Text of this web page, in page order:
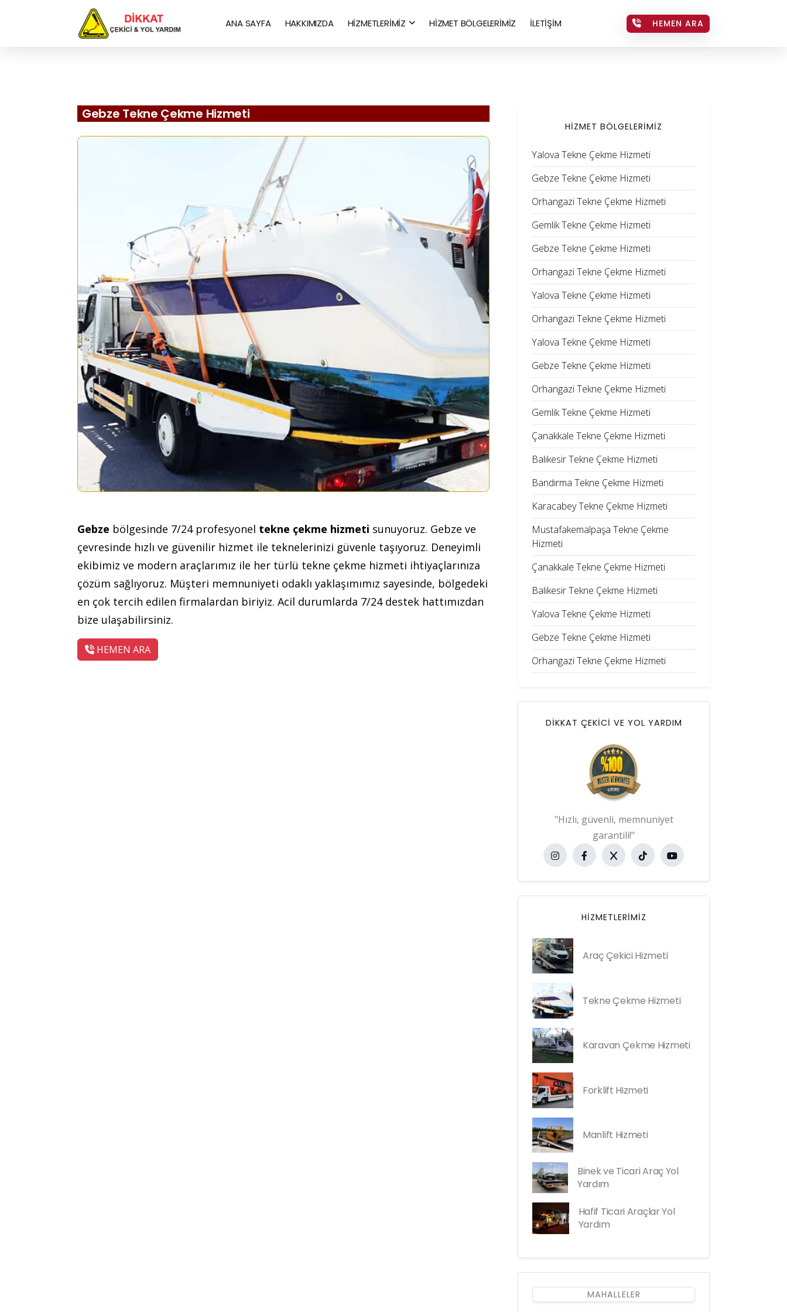
ANA SAYFA HAKKIMIZDA HİZMETLERİMİZ HİZMET BÖLGELERİMİZ İLETİŞİM HEMEN ARA
Gebze Tekne Çekme Hizmeti
Gebze bölgesinde 7/24 profesyonel tekne çekme hizmeti sunuyoruz. Gebze ve
çevresinde hızlı ve güvenilir hizmet ile teknelerinizi güvenle taşıyoruz. Deneyimli
ekibimiz ve modern araçlarımız ile her türlü tekne çekme hizmeti ihtiyaçlarınıza
çözüm sağlıyoruz. Müşteri memnuniyeti odaklı yaklaşımımız sayesinde, bölgedeki
en çok tercih edilen firmalardan biriyiz. Acil durumlarda 7/24 destek hattımızdan
bize ulaşabilirsiniz.
HEMEN ARA
HİZMET BÖLGELERİMİZ
Yalova Tekne Çekme Hizmeti
Gebze Tekne Çekme Hizmeti
Orhangazi Tekne Çekme Hizmeti
Gemlik Tekne Çekme Hizmeti
Gebze Tekne Çekme Hizmeti
Orhangazi Tekne Çekme Hizmeti
Yalova Tekne Çekme Hizmeti
Orhangazi Tekne Çekme Hizmeti
Yalova Tekne Çekme Hizmeti
Gebze Tekne Çekme Hizmeti
Orhangazi Tekne Çekme Hizmeti
Gemlik Tekne Çekme Hizmeti
Çanakkale Tekne Çekme Hizmeti
Balıkesir Tekne Çekme Hizmeti
Bandırma Tekne Çekme Hizmeti
Karacabey Tekne Çekme Hizmeti
Mustafakemalpaşa Tekne Çekme
Hizmeti
Çanakkale Tekne Çekme Hizmeti
Balıkesir Tekne Çekme Hizmeti
Yalova Tekne Çekme Hizmeti
Gebze Tekne Çekme Hizmeti
Orhangazi Tekne Çekme Hizmeti
DİKKAT ÇEKİCİ VE YOL YARDIM
"Hızlı, güvenli, memnuniyet
garantili!"
HIZMETLERIMIZ
Araç Çekici Hizmeti
Tekne Çekme Hizmeti
Karavan Çekme Hizmeti
Forklift Hizmeti
Manlift Hizmeti
Binek ve Ticari Araç Yol
Yardım
Hafif Ticari Araçlar Yol
Yardım
MAHALLELER